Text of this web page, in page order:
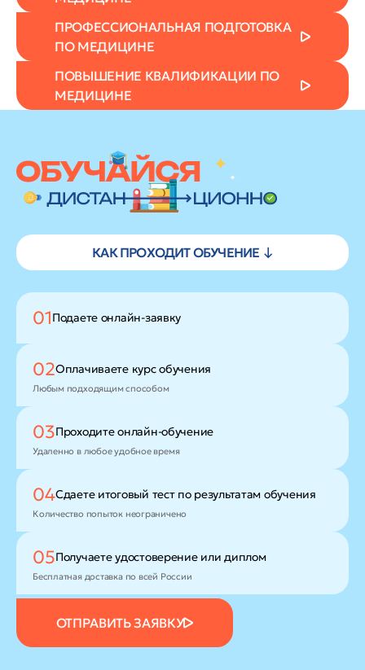
ПРОФЕССИОНАЛЬНАЯ ПОДГОТОВКА
ПО МЕДИЦИНЕ
ПОВЫШЕНИЕ КВАЛИФИКАЦИИ ПО
МЕДИЦИНЕ
КАК ПРОХОДИТ ОБУЧЕНИЕ ↓
01Подаете онлайн-заявку
ОТПРАВИТЬ ЗАЯВКУ
02Оплачиваете курс обучения
Любым подходящим способом
03Проходитеонлайн-обучение
Удаленно в любое удобное время
04Сдаете итоговый тест по результатам обучения
Количество попыток неограничено
05Получаете удостоверение или диплом
Бесплатная доставка по всей России